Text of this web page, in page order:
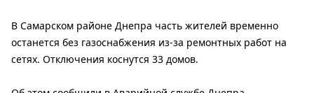
В Самарском районе Днепра часть жителей временно
останется без газоснабжения из-за ремонтных работ на
сетях. Отключения коснутся 33 домов.